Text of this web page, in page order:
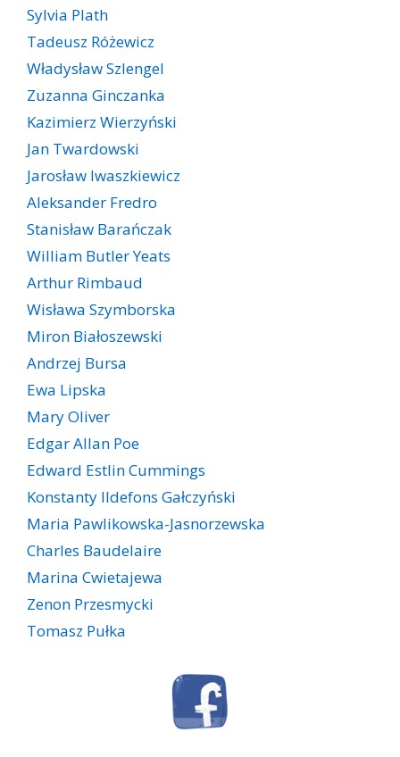
Sylvia Plath
Tadeusz Różewicz
Władysław Szlengel
Zuzanna Ginczanka
Kazimierz Wierzyński
Jan Twardowski
Jarosław Iwaszkiewicz
Aleksander Fredro
Stanisław Barańczak
William Butler Yeats
Arthur Rimbaud
Wisława Szymborska
Miron Białoszewski
Andrzej Bursa
Ewa Lipska
Mary Oliver
Edgar Allan Poe
Edward Estlin Cummings
Konstanty Ildefons Gałczyński
Maria Pawlikowska-Jasnorzewska
Charles Baudelaire
Marina Cwietajewa
Zenon Przesmycki
Tomasz Pułka